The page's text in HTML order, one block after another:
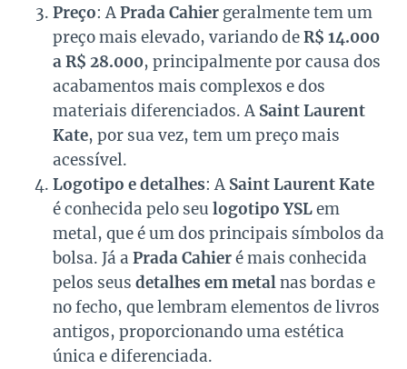
Preço: APrada Cahier geralmente tem um
preço mais elevado, variando deR$ 14.000
a R$ 28.000, principalmente por causa dos
acabamentos mais complexos e dos
materiais diferenciados. A Saint Laurent
Kate, por sua vez, tem um preço mais
acessível.
Logotipo e detalhes: A Saint Laurent Kate
é conhecida pelo seu logotipo YSLem
metal, que é um dos principais símbolos da
bolsa. Já a Prada Cahieré mais conhecida
pelos seus detalhes em metalnas bordas e
no fecho, que lembram elementos de livros
antigos, proporcionando uma estética
única e diferenciada.